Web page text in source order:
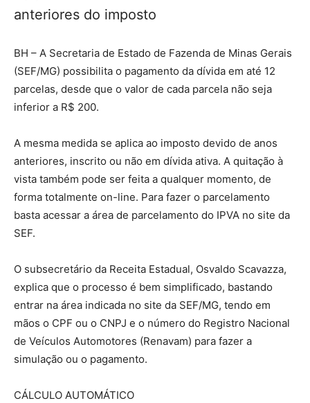
anteriores do imposto
BH – A Secretaria de Estado de Fazenda de Minas Gerais
(SEF/MG) possibilita o pagamento da dívida em até 12
parcelas, desde que o valor de cada parcela não seja
inferior a R$ 200.
A mesma medida se aplica ao imposto devido de anos
anteriores, inscrito ou não em dívida ativa. A quitação à
vista também pode ser feita a qualquer momento, de
forma totalmente on-line. Para fazer o parcelamento
basta acessar a área de parcelamento do IPVA no site da
SEF.
O subsecretário da Receita Estadual, Osvaldo Scavazza,
explica que o processo é bem simplificado, bastando
entrar na área indicada no site da SEF/MG, tendo em
mãos o CPF ou o CNPJ e o número do Registro Nacional
de Veículos Automotores (Renavam) para fazer a
simulação ou o pagamento.
CÁLCULO AUTOMÁTICO